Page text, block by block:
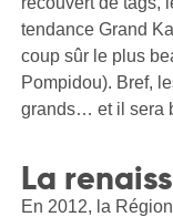
tendance Grand
coup sûr le plus
Pompidou). Bref,
grands… et il sera
La
En 2012, la